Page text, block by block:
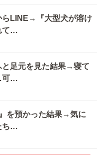
らLINE→『大型犬が溶け
て…
と足元を見た結果→寝て
可…
を預かった結果→気に
ち…